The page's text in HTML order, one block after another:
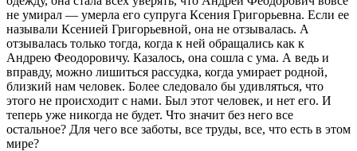
не умирал — умерла его супруга Ксения Григорьевна. Если ее
называли Ксенией Григорьевной, она не отзывалась. А
отзывалась только тогда, когда к ней обращались как к
Андрею Феодоровичу. Казалось, она сошла с ума. А ведь и
вправду, можно лишиться рассудка, когда умирает родной,
близкий нам человек. Более следовало бы удивляться, что
этого не происходит с нами. Был этот человек, и нет его. И
теперь уже никогда не будет. Что значит без него все
остальное? Для чего все заботы, все труды, все, что есть в этом
мире?